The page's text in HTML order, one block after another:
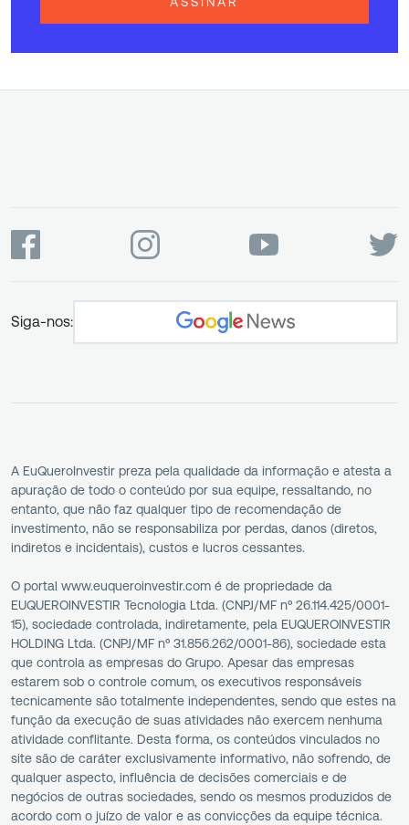
Siga-nos:
A EuQueroInvestir preza pela qualidade da informação e atesta a
apuração de todo o conteúdo por sua equipe, ressaltando, no
entanto, que não faz qualquer tipo de recomendação de
investimento, não se responsabiliza por perdas, danos (diretos,
indiretos e incidentais), custos e lucros cessantes.
O portal www.euqueroinvestir.com é de propriedade da
EUQUEROINVESTIR Tecnologia Ltda. (CNPJ/MF nº 26.114.425/0001-
15), sociedade controlada, indiretamente, pela EUQUEROINVESTIR
HOLDING Ltda. (CNPJ/MF nº 31.856.262/0001-86), sociedade esta
que controla as empresas do Grupo. Apesar das empresas
estarem sob o controle comum, os executivos responsáveis
tecnicamente são totalmente independentes, sendo que estes na
função da execução de suas atividades não exercem nenhuma
atividade conflitante. Desta forma, os conteúdos vinculados no
site são de caráter exclusivamente informativo, não sofrendo, de
qualquer aspecto, influência de decisões comerciais e de
negócios de outras sociedades, sendo os mesmos produzidos de
acordo com o juízo de valor e as convicções da equipe técnica.